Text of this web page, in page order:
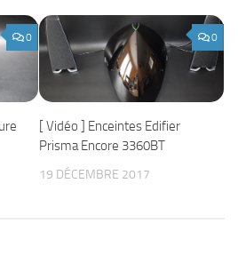
0 0
[ Vidéo ] Enceintes Edifier
Prisma Encore 3360BT
19 DÉCEMBRE 2017